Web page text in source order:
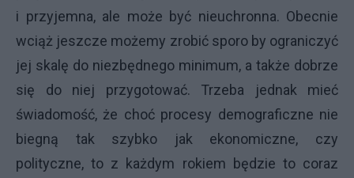
i przyjemna, ale może być nieuchronna. Obecnie
wciąż jeszcze możemy zrobić sporo by ograniczyć
jej skalę do niezbędnego minimum, a także dobrze
się do niej przygotować. Trzeba jednak mieć
świadomość, że choć procesy demograficzne nie
biegną tak szybko jak ekonomiczne, czy
polityczne, to z każdym rokiem będzie to coraz